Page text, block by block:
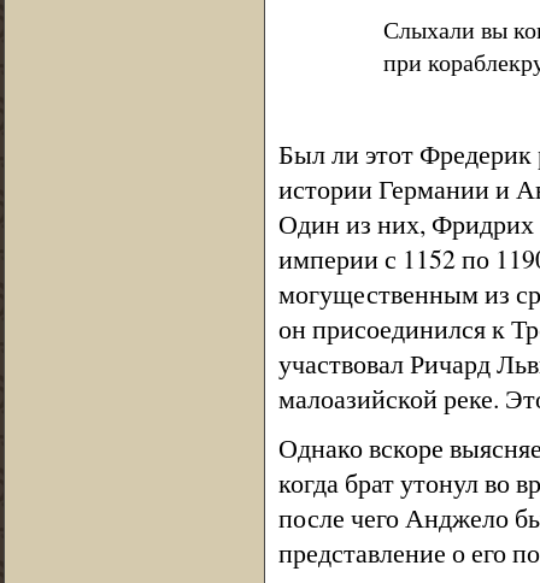
Слыхали вы
при
Был ли этот Фредерик
истории Германии и
Один из них, Фридрих
империи с 1152 по
могущественным из
он присоединился к
участвовал Ричард
малоазийской реке.
Однако вскоре
когда брат утонул во
после чего Анджело
представление о его